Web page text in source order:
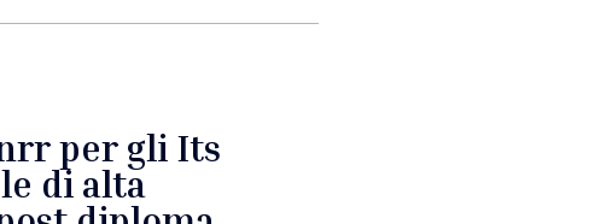
per gli Its
di alta